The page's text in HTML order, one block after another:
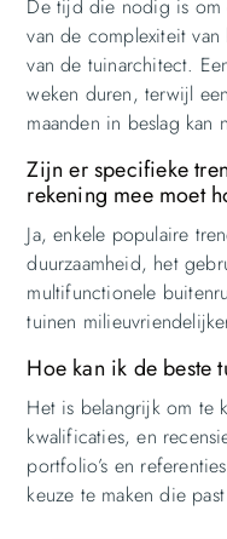
De tijd die nodig is om
van de complexiteit
van de tuinarchitect.
weken duren, terwijl
maanden in beslag kan
Zijn er specifieke
rekening mee moet
Ja, enkele populaire
duurzaamheid, het
multifunctionele
tuinen
Hoe kan ik de beste
Het is belangrijk om te
kwalificaties, en
portfolio’s en
keuze te maken die